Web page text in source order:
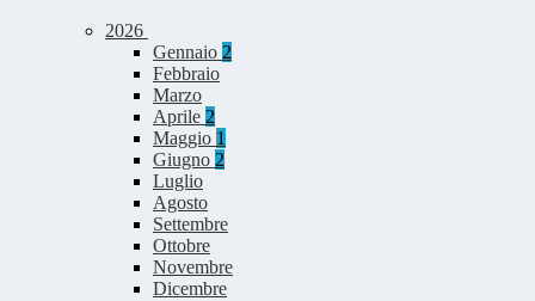
2026
Gennaio 2
Febbraio
Marzo
Aprile 2
Maggio 1
Giugno 2
Luglio
Agosto
Settembre
Ottobre
Novembre
Dicembre